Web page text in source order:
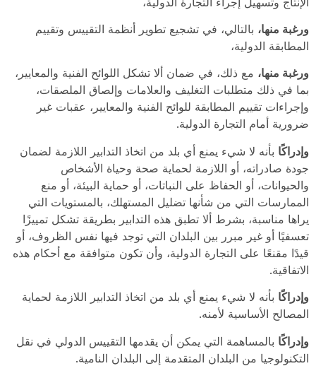
ورغبة منها، بالتالي، في تشجيع تطوير أنظمة التقييس وتقييم
المطابقة الدولية،
ورغبة منها، مع ذلك، في ضمان ألا تشكل اللوائح الفنية والمعايير،
بما في ذلك متطلبات التغليف والعلامات وإلصاق الملصقات،
وإجراءات تقييم المطابقة للوائح الفنية والمعايير، عقبات غير
ضرورية أمام التجارة الدولية.
وإدراكًا بأنه لا شيء يمنع أي بلد من اتخاذ التدابير اللازمة لضمان
جودة صادراته، أو اللازمة لحماية صحة وحياة الأشخاص
والحيوانات، أو الحفاظ على النباتات، أو حماية البيئة، أو منع
الممارسات التي من شأنها تضليل المستهلك، بالمستويات التي
يراها مناسبة، بشرط ألا تطبق هذه التدابير بطريقة تشكل تمييزًا
تعسفيًا أو غير مبرر بين البلدان التي توجد فيها نفس الظروف، أو
قيدًا مقنعًا على التجارة الدولية، وأن تكون متوافقة مع أحكام هذه
الاتفاقية.
وإدراكًا بأنه لا شيء يمنع أي بلد من اتخاذ التدابير اللازمة لحماية
المصالح الأساسية لأمنه.
وإدراكًا بالمساهمة التي يمكن أن يقدمها التقييس الدولي في نقل
التكنولوجيا من البلدان المتقدمة إلى البلدان النامية.